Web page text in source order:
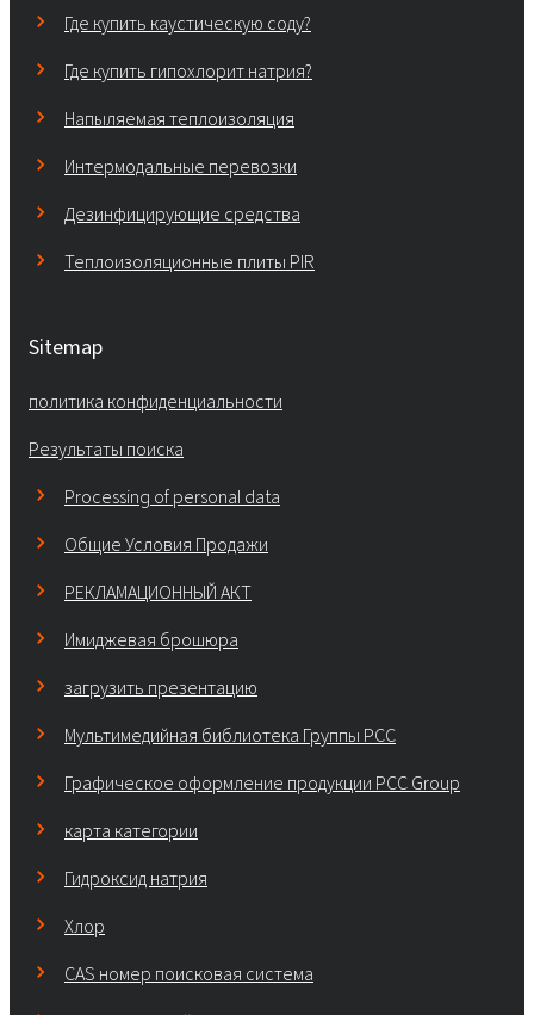
Где купить каустическую соду?
Где купить гипохлорит натрия?
Напыляемая теплоизоляция
Интермодальные перевозки
Дезинфицирующие средства
Теплоизоляционные плиты PIR
Sitemap
политика конфиденциальности
Результаты поиска
Processing of personal data
Общие Условия Продажи
РЕКЛАМАЦИОННЫЙ АКТ
Имиджевая брошюра
загрузить презентацию
Мультимедийная библиотека Группы РСС
Графическое оформление продукции PCC Group
карта категории
Гидроксид натрия
Хлор
CAS номер поисковая система